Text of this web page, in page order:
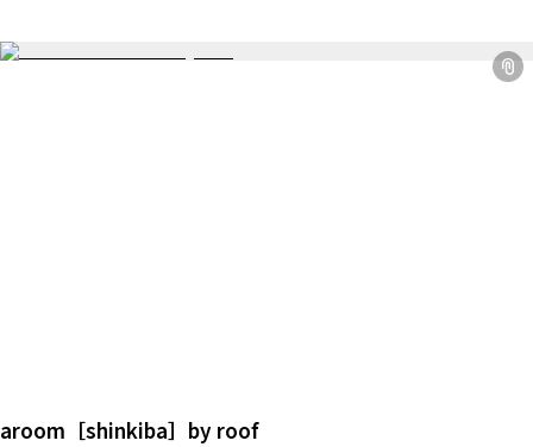
aroom［shinkiba］by roof